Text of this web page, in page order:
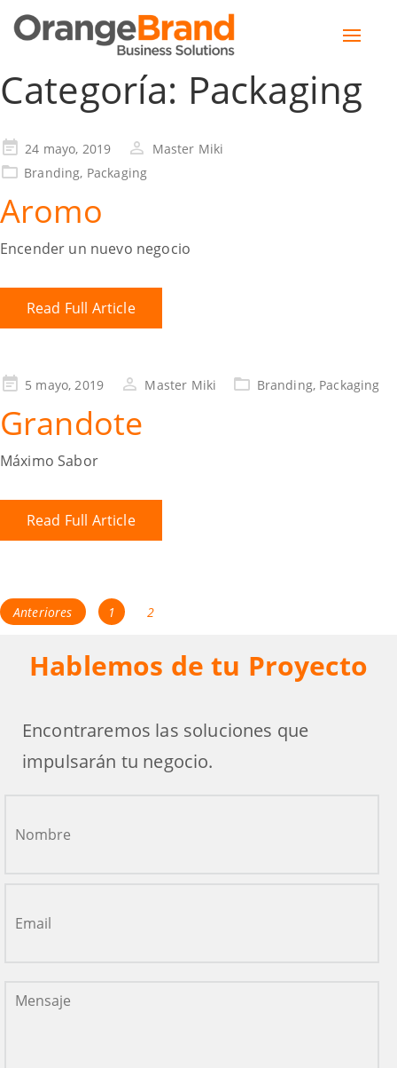
Toggle
Categoría: Packaging
24 mayo, 2019
Master Miki
Branding, Packaging
Aromo
Encender un nuevo negocio
Read Full Article
5 mayo, 2019 Master Miki Branding, Packaging
Grandote
Máximo Sabor
Read Full Article
Anteriores 1 2
Hablemos de tu Proyecto
Encontraremos las soluciones que
impulsarán tu negocio.